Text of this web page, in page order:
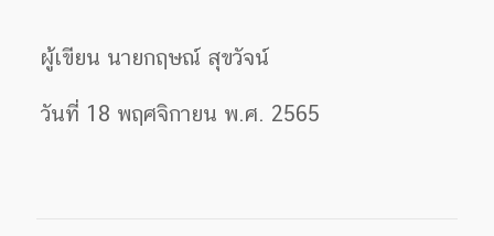
ผู้เขียน นายกฤษณ์ สุขวัจน์
วันที่ 18 พฤศจิกายน พ.ศ. 2565